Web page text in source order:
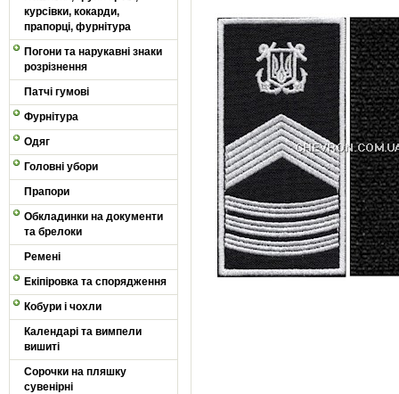
курсівки, кокарди,
прапорці, фурнітура
Погони та нарукавні знаки
розрізнення
Патчі гумові
Фурнітура
Одяг
Головні убори
Прапори
Обкладинки на документи
та брелоки
Ремені
Екіпіровка та спорядження
Кобури і чохли
Календарі та вимпели
вишиті
Сорочки на пляшку
сувенірні